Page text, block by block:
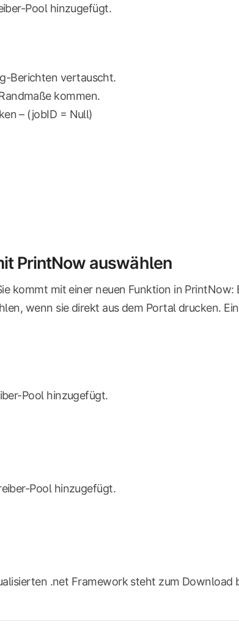
Pool hinzugefügt.
Berichten vertauscht.
kommen.
– (jobID = Null)
PrintNow auswählen
kommt mit einer neuen Funktion in PrintNow:
wenn sie direkt aus dem Portal drucken.
Pool hinzugefügt.
Pool hinzugefügt.
.net Framework steht zum Download